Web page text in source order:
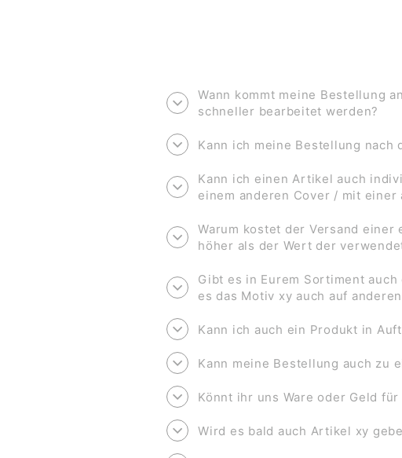
Wann kommt meine Bestellung
schneller bearbeitet werden?
Kann ich meine Bestellung nach
Kann ich einen Artikel auch
einem anderen Cover / mit einer
Warum kostet der Versand
höher als der Wert der
Gibt es in Eurem Sortiment
es das Motiv xy auch auf
Kann ich auch ein Produkt in
Kann meine Bestellung auch zu
Könnt ihr uns Ware oder Geld
Wird es bald auch Artikel xy